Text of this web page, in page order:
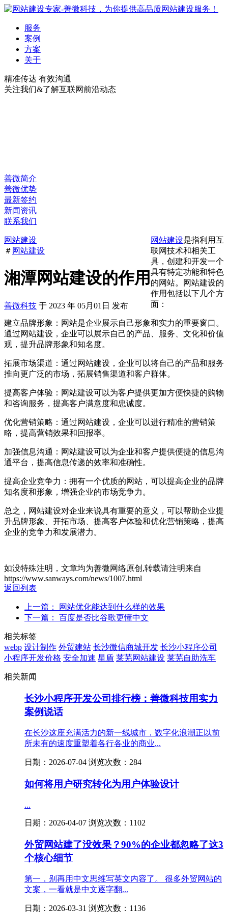
服务
案例
方案
关于
精准传达 有效沟通
关注我们&了解互联网前沿动态
善微简介
善微优势
最新签约
新闻资讯
联系我们
网站建设
＃ 网站建设
湘潭网站建设的作用
善微科技 于 2023 年 05月01日 发布
网站建设是指利用互
联网技术和相关工
具，创建和开发一个
具有特定功能和特色
的网站。网站建设的
作用包括以下几个方
面：
建立品牌形象：网站是企业展示自己形象和实力的重要窗口。
通过网站建设，企业可以展示自己的产品、服务、文化和价值
观，提升品牌形象和知名度。
拓展市场渠道：通过网站建设，企业可以将自己的产品和服务
推向更广泛的市场，拓展销售渠道和客户群体。
提高客户体验：网站建设可以为客户提供更加方便快捷的购物
和咨询服务，提高客户满意度和忠诚度。
优化营销策略：通过网站建设，企业可以进行精准的营销策
略，提高营销效果和回报率。
加强信息沟通：网站建设可以为企业和客户提供便捷的信息沟
通平台，提高信息传递的效率和准确性。
提高企业竞争力：拥有一个优质的网站，可以提高企业的品牌
知名度和形象，增强企业的市场竞争力。
总之，网站建设对企业来说具有重要的意义，可以帮助企业提
升品牌形象、开拓市场、提高客户体验和优化营销策略，提高
企业的竞争力和发展潜力。
如没特殊注明，文章均为善微网络原创,转载请注明来自
https://www.sanways.com/news/1007.html
返回列表
上一篇： 网站优化能达到什么样的效果
下一篇： 百度是否比谷歌更懂中文
相关标签
webp 设计制作 外贸建站 长沙微信商城开发 长沙小程序公司
小程序开发价格 安全加速 星盾 莱芜网站建设 莱芜自助洗车
相关新闻
长沙小程序开发公司排行榜：善微科技用实力
案例说话
在长沙这座充满活力的新一线城市，数字化浪潮正以前
所未有的速度重塑着各行各业的商业...
日期：2026-07-04 浏览次数：284
如何将用户研究转化为用户体验设计
...
日期：2026-04-07 浏览次数：1102
外贸网站建了没效果？90%的企业都忽略了这3
个核心细节
第一，别再用中文思维写英文内容了。 很多外贸网站的
文案，一看就是中文逐字翻...
日期：2026-03-31 浏览次数：1136